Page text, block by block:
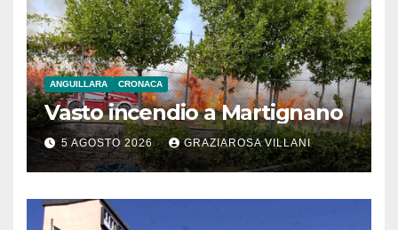
ANGUILLARA CRONACA
Vasto incendio a Martignano
5 AGOSTO 2026 GRAZIAROSA VILLANI